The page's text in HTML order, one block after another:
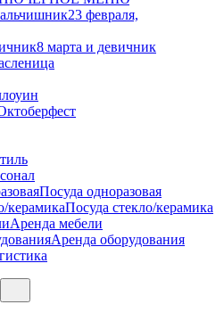
23 февраля,
8 марта и девичник
Посуда одноразовая
Посуда стекло/керамика
Аренда мебели
Аренда оборудования